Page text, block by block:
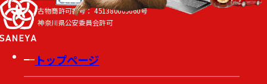
古物商許可番号：451380009660号
神奈川県公安委員会許可
トップページ